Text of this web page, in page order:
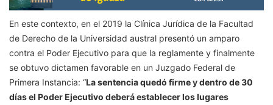
En este contexto, en el 2019 la Clínica Jurídica de la Facultad
de Derecho de la Universidad austral presentó un amparo
contra el Poder Ejecutivo para que la reglamente y finalmente
se obtuvo dictamen favorable en un Juzgado Federal de
Primera Instancia: “La sentencia quedó firme y dentro de 30
días el Poder Ejecutivo deberá establecer los lugares